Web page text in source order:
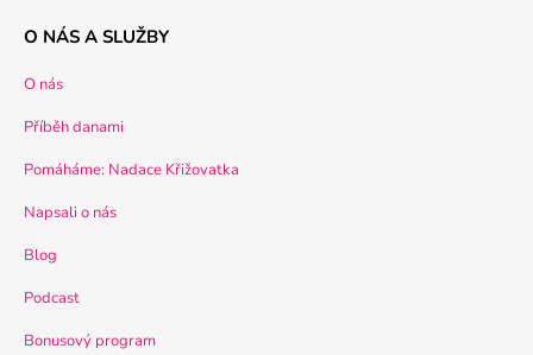
O NÁS A SLUŽBY
O nás
Příběh danami
Pomáháme: Nadace Křižovatka
Napsali o nás
Blog
Podcast
Bonusový program